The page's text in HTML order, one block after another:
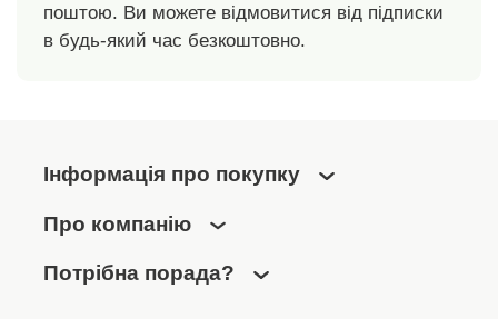
поштою. Ви можете відмовитися від підписки
в будь-який час безкоштовно.
Інформація про покупку
Про компанію
Потрібна порада?